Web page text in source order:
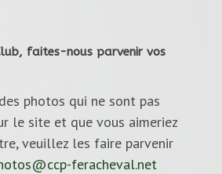
faites-nous parvenir vos
photos qui ne sont pas
le site et que vous aimeriez
veuillez les faire parvenir
feracheval.net